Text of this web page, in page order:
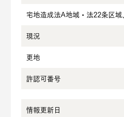
宅地造成法A地域・法22条区域、
現況
更地
許認可番号
情報更新日